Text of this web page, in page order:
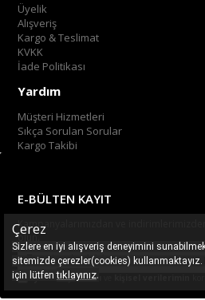
Üyelik
Alışveriş
Kargo & Teslimat
KVKK
İade Politikası
Yardım
Müşteri Hizmetleri
Sıkça Sorulan Sorular
Kargo Takibi
E-BÜLTEN KAYIT
Kampanyalarımızdan ve
olun.
Üyelik koşullarını
Çerez
Sizlere en iyi alışveriş deneyimini
sitemizde çerezler(cookies) kullanmaktayız.
için lütfentıklayınız.